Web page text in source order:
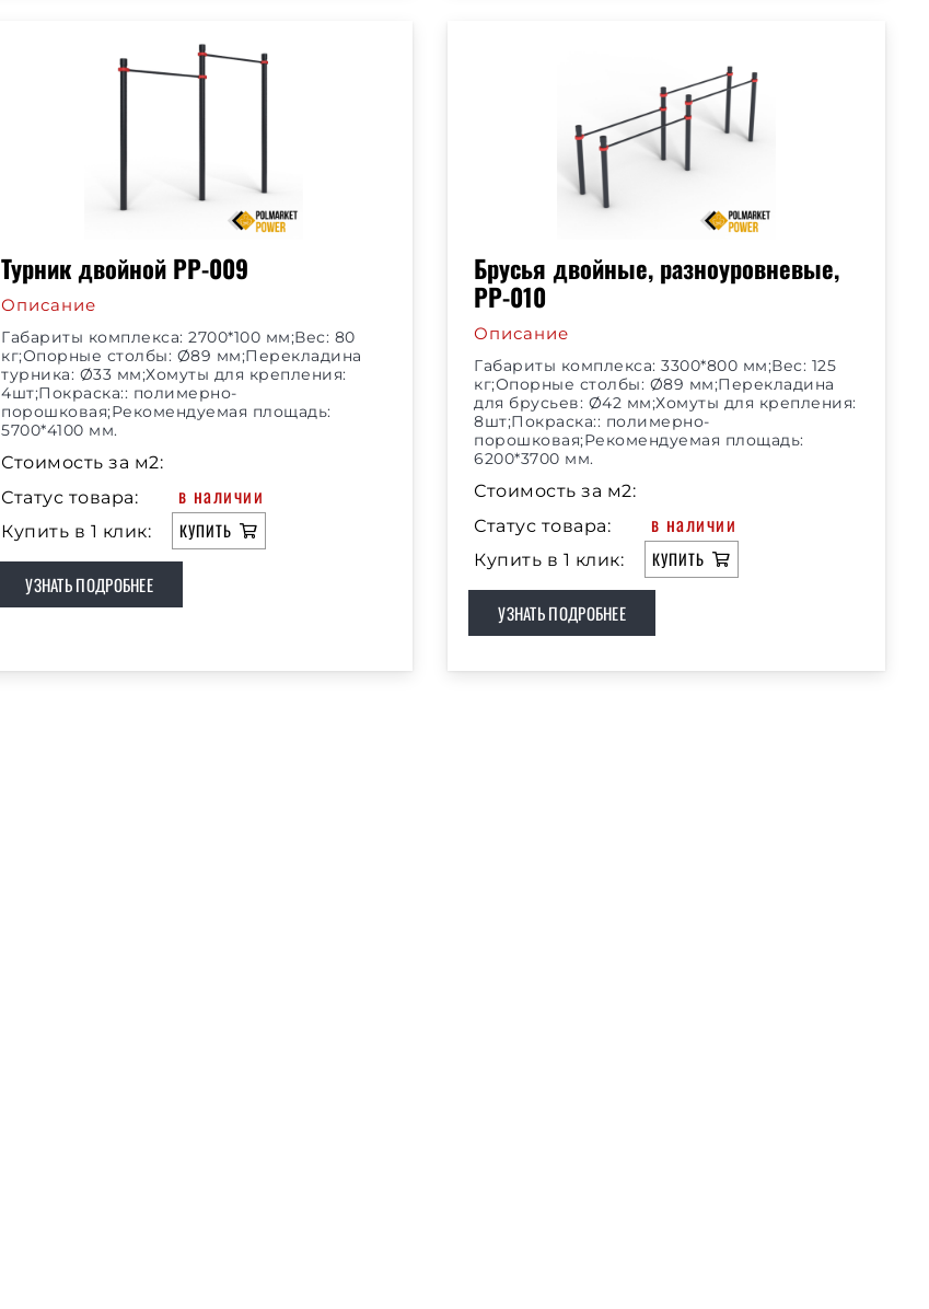
Турник двойной РР-009
Описание
Габариты комплекса: 2700*100 мм;Вес: 80
кг;Опорные столбы: Ø89 мм;Перекладина
турника: Ø33 мм;Хомуты для крепления:
4шт;Покраска:: полимерно-
порошковая;Рекомендуемая площадь:
5700*4100 мм.
Стоимость за м2:
Статус товара:
в наличии
Купить в 1 клик: КУПИТЬ
УЗНАТЬ ПОДРОБНЕЕ
Брусья двойные, разноуровневые,
РР-010
Описание
Габариты комплекса: 3300*800 мм;Вес: 125
кг;Опорные столбы: Ø89 мм;Перекладина
для брусьев: Ø42 мм;Хомуты для крепления:
8шт;Покраска:: полимерно-
порошковая;Рекомендуемая площадь:
6200*3700 мм.
Стоимость за м2:
Статус товара:
в наличии
Купить в 1 клик: КУПИТЬ
УЗНАТЬ ПОДРОБНЕЕ